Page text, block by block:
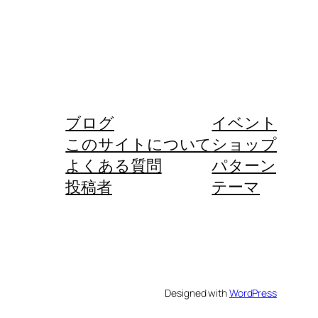
ブログ
このサイトについて
よくある質問
投稿者
イベント
ショップ
パターン
テーマ
Designed withWordPress